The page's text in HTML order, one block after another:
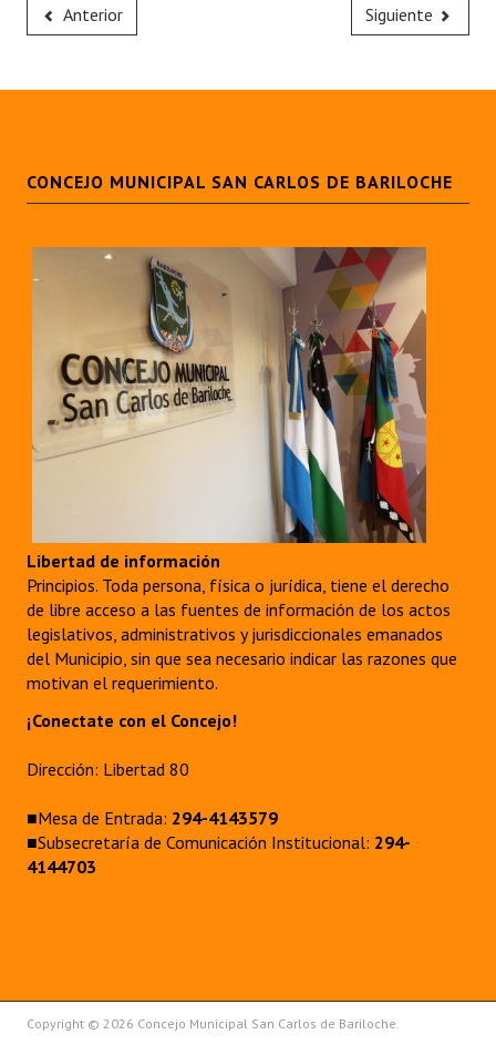
Anterior Siguiente
CONCEJO MUNICIPAL SAN CARLOS DE BARILOCHE
Libertad de información
Principios. Toda persona, física o jurídica, tiene el derecho
de libre acceso a las fuentes de información de los actos
legislativos, administrativos y jurisdiccionales emanados
del Municipio, sin que sea necesario indicar las razones que
motivan el requerimiento.
¡Conectate con el Concejo!
Dirección: Libertad 80
■Mesa de Entrada: 294-4143579
■Subsecretaría de Comunicación Institucional: 294-
4144703
Copyright © 2026 Concejo Municipal San Carlos de Bariloche.